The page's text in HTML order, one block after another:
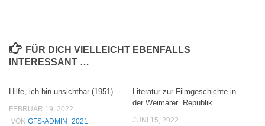
FÜR DICH VIELLEICHT EBENFALLS
INTERESSANT …
Hilfe, ich bin unsichtbar (1951)
FEBRUAR 19, 2022
VON GFS-ADMIN_2021
Literatur zur Filmgeschichte in
der Weimarer Republik
JUNI 15, 2022